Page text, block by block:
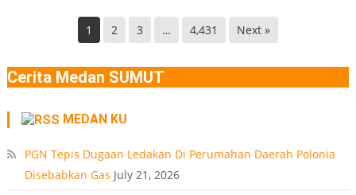
Ledakan
Rumah
Medan
1 2 3 … 4,431 Next »
Cerita Medan SUMUT
MEDAN KU
PGN Tepis Dugaan Ledakan Di Perumahan Daerah Polonia
Disebabkan Gas July 21, 2026